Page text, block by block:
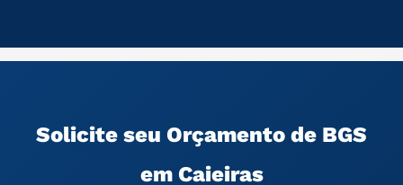
Solicite seu Orçamento de BGS
em Caieiras